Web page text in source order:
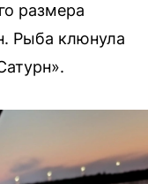
размера
Рыба клюнула